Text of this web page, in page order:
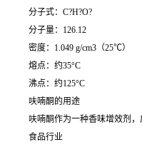
分子式：C?H?O?
分子量：126.12
密度：1.049 g/cm3（25℃）
熔点：约35°C
沸点：约125°C
呋喃酮的用途
呋喃酮作为一种香味增效剂
食品行业